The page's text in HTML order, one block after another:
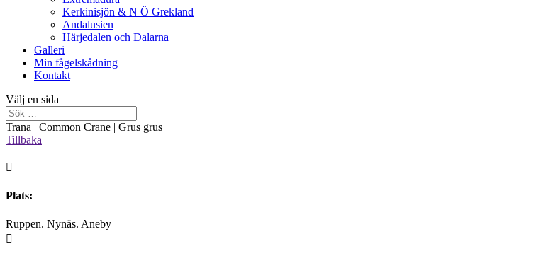
Kerkinisjön & N Ö Grekland
Andalusien
Härjedalen och Dalarna
Galleri
Min fågelskådning
Kontakt
Välj en sida
Trana | Common Crane | Grus grus
Tillbaka

Plats:
Ruppen. Nynäs. Aneby
